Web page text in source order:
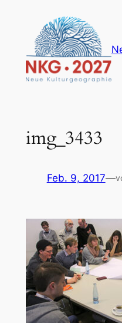
springen
img_3433
Feb. 9, 2017—